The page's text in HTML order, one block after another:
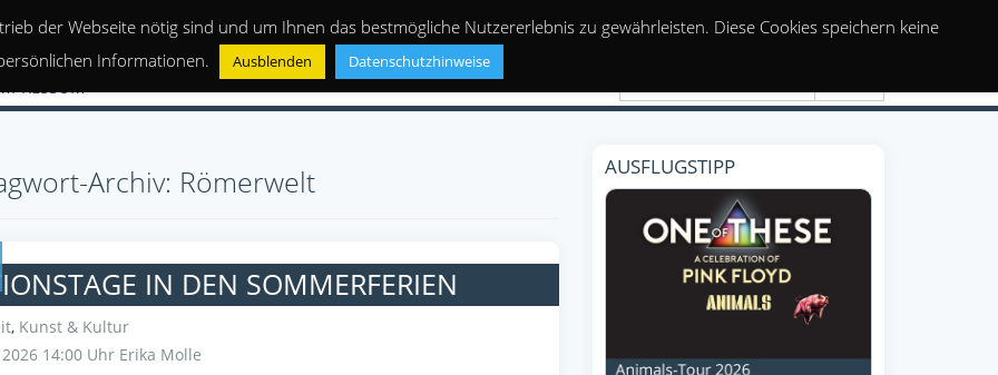
Archiv: Römerwelt
IN DEN SOMMERFERIEN
, Kunst & Kultur
14:00 Uhr Erika Molle
AUSFLUGSTIPP
der Webseite nötig sind und um Ihnen das bestmögliche Nutzererlebnis zu gewährleisten. Diese Cookies speichern keine
Informationen.
Ausblenden Datenschutzhinweise